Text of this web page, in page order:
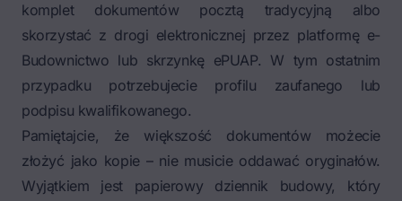
komplet dokumentów pocztą tradycyjną albo
skorzystać z drogi elektronicznej przez platformę e-
Budownictwo lub skrzynkę ePUAP. W tym ostatnim
przypadku potrzebujecie profilu zaufanego lub
podpisu kwalifikowanego.
Pamiętajcie, że większość dokumentów możecie
złożyć jako kopie – nie musicie oddawać oryginałów.
Wyjątkiem jest papierowy dziennik budowy, który